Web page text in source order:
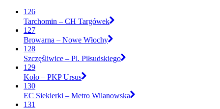
126
Tarchomin – CH Targówek
127
Browarna – Nowe Włochy
128
Szczęśliwice – Pl. Piłsudskiego
129
Koło – PKP Ursus
130
EC Siekierki – Metro Wilanowska
131